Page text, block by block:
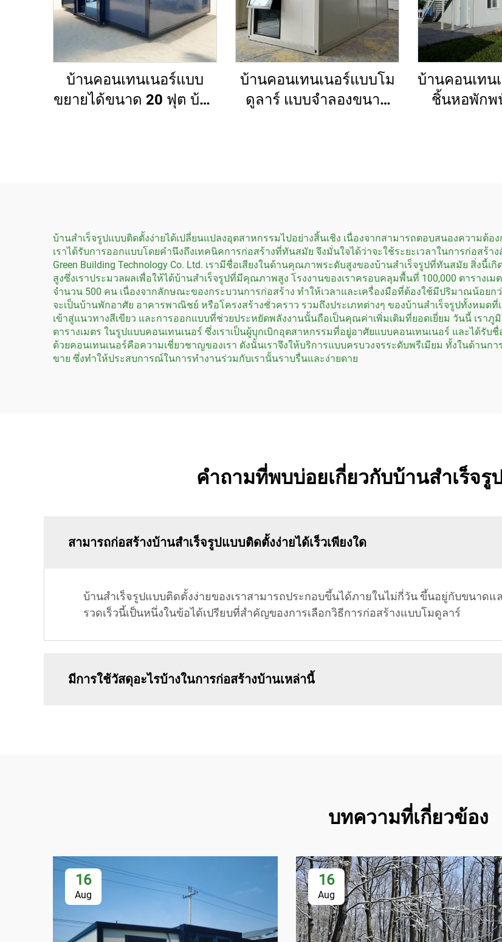
บ้านคอนเทนเนอร์แบบ
ขยายได้ขนาด 20 ฟุต บ้าน
บ้านคอนเทนเนอร์แบบโม
ดูลาร์ แบบจำลองขนาด
บ้านคอนเทน
ชิ้นหอพักพ
บ้านสำเร็จรูปแบบติดตั้งง่ายได้เปลี่ยนแปลงอุตสาหกรรมไปอย่างสิ้นเชิง เนื่องจากสามารถตอบสนองความต้
เราได้รับการออกแบบโดยคำนึงถึงเทคนิคการก่อสร้างที่ทันสมัย จึงมั่นใจได้ว่าจะใช้ระยะเวลาในการก่อสร้า
Green Building Technology Co. Ltd. เรามีชื่อเสียงในด้านคุณภาพระดับสูงของบ้านสำเร็จรูปที่ทันสมัย สิ่ง
สูงซึ่งเราประมวลผลเพื่อให้ได้บ้านสำเร็จรูปที่มีคุณภาพสูง โรงงานของเราครอบคลุมพื้นที่ 100,000 ตาราง
จำนวน 500 คน เนื่องจากลักษณะของกระบวนการก่อสร้าง ทำให้เวลาและเครื่องมือที่ต้องใช้มีปริมาณน้อยก
จะเป็นบ้านพักอาศัย อาคารพาณิชย์ หรือโครงสร้างชั่วคราว รวมถึงประเภทต่างๆ ของบ้านสำเร็จรูปทั้งหมดที่
เข้าสู่แนวทางสีเขียว และการออกแบบที่ช่วยประหยัดพลังงานนั้นถือเป็นคุณค่าเพิ่มเติมที่ยอดเยี่ยม วันนี้ เรา
ตารางเมตร ในรูปแบบคอนเทนเนอร์ ซึ่งเราเป็นผู้บุกเบิกอุตสาหกรรมที่อยู่อาศัยแบบคอนเทนเนอร์ และได้รั
ด้วยคอนเทนเนอร์คือความเชี่ยวชาญของเรา ดังนั้นเราจึงให้บริการแบบครบวงจรระดับพรีเมียม ทั้งในด้าน
ขาย ซึ่งทำให้ประสบการณ์ในการทำงานร่วมกับเรานั้นราบรื่นและง่ายดาย
คำถามที่พบบ่อยเกี่ยวกับบ้านสำเร็จรู
สามารถก่อสร้างบ้านสำเร็จรูปแบบติดตั้งง่ายได้เร็วเพียงใด
บ้านสำเร็จรูปแบบติดตั้งง่ายของเราสามารถประกอบขึ้นได้ภายในไม่กี่วัน ขึ้นอยู่กับขนาด
รวดเร็วนี้เป็นหนึ่งในข้อได้เปรียบที่สำคัญของการเลือกวิธีการก่อสร้างแบบโมดูลาร์
มีการใช้วัสดุอะไรบ้างในการก่อสร้างบ้านเหล่านี้
บทความที่เกี่ยวข้อง
16
Aug
16
Aug